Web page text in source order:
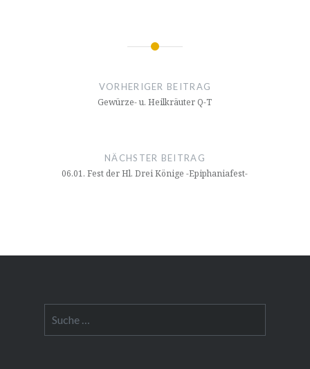
NavigationVORHERIGER BEITRAG
Gewürze- u. Heilkräuter Q-T
NÄCHSTER BEITRAG
06.01. Fest der Hl. Drei Könige -Epiphaniafest-
nach: